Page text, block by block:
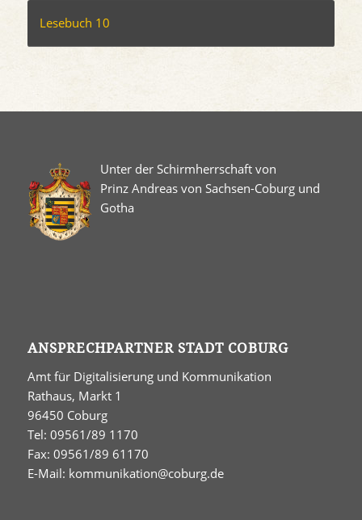
Lesebuch 10
Unter der Schirmherrschaft von
Prinz Andreas von Sachsen-Coburg und
Gotha
ANSPRECHPARTNER STADT COBURG
Amt für Digitalisierung und Kommunikation
Rathaus, Markt 1
96450 Coburg
Tel: 09561/89 1170
Fax: 09561/89 61170
E-Mail: kommunikation@coburg.de